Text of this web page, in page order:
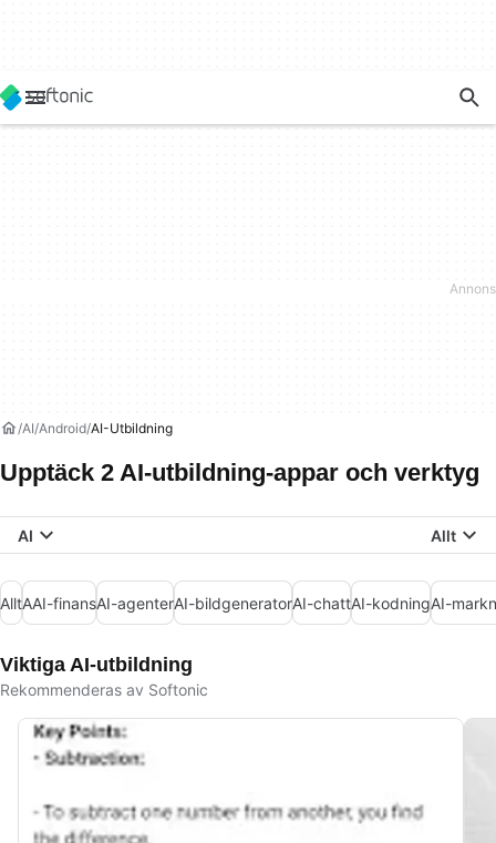
AI Android AI-Utbildning
Upptäck 2 AI-utbildning-appar och verktyg
AI Allt
AlltAAI-finansAI-agenterAI-bildgeneratorAI-chattAI-kodningAI-
Viktiga AI-utbildning
Rekommenderas av Softonic